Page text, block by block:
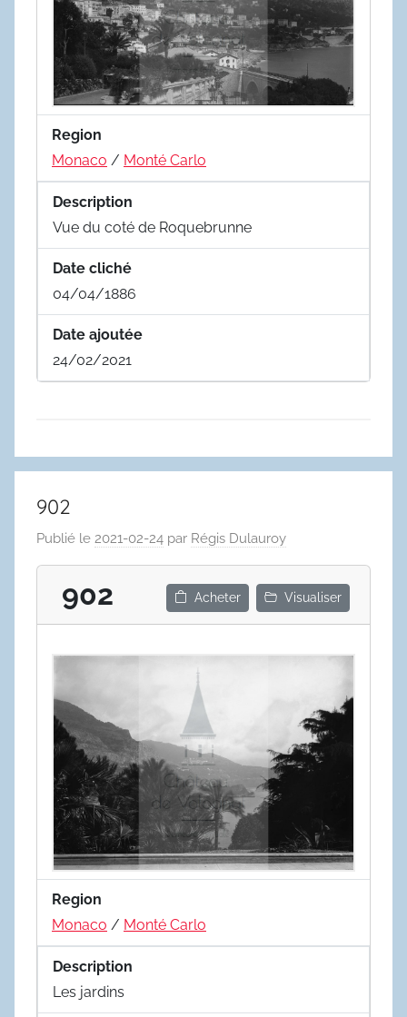
Region
Monaco / Monté Carlo
Description
Vue du coté de Roquebrunne
Date cliché
04/04/1886
Date ajoutée
24/02/2021
902
Publié le 2021-02-24 par Régis Dulauroy
902 Acheter Visualiser
Region
Monaco / Monté Carlo
Description
Les jardins